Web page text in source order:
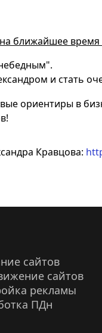
ближайшее время
и стать
ориентиры в
Кравцова:
сайтов
сайтов
рекламы
ПДн